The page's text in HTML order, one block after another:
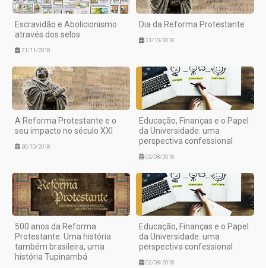
Escravidão e Abolicionismo
através dos selos
21/11/2018
Dia da Reforma Protestante
31/10/2018
A Reforma Protestante e o
seu impacto no século XXI
26/10/2018
Educação, Finanças e o Papel
da Universidade: uma
perspectiva confessional
02/08/2018
500 anos da Reforma
Protestante: Uma história
também brasileira, uma
história Tupinambá
Educação, Finanças e o Papel
da Universidade: uma
perspectiva confessional
02/08/2018